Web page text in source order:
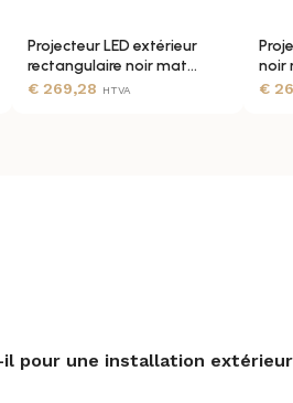
Projecteur LED extérieur
rectangulaire noir mat
asymétrique 50°
€269,28 HTVA
noir
IP66
€
pour une installation